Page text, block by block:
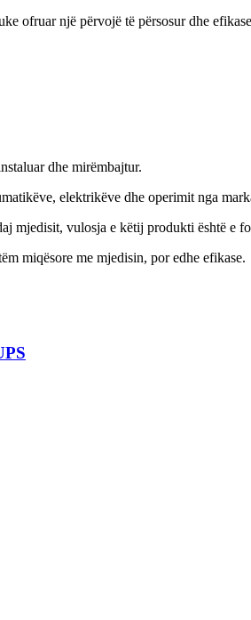
ofruar një përvojë të përsosur dhe
dhe mirëmbajtur.
elektrikëve dhe operimit nga
mjedisit, vulosja e këtij produkti është e
miqësore me mjedisin, por edhe efikase.